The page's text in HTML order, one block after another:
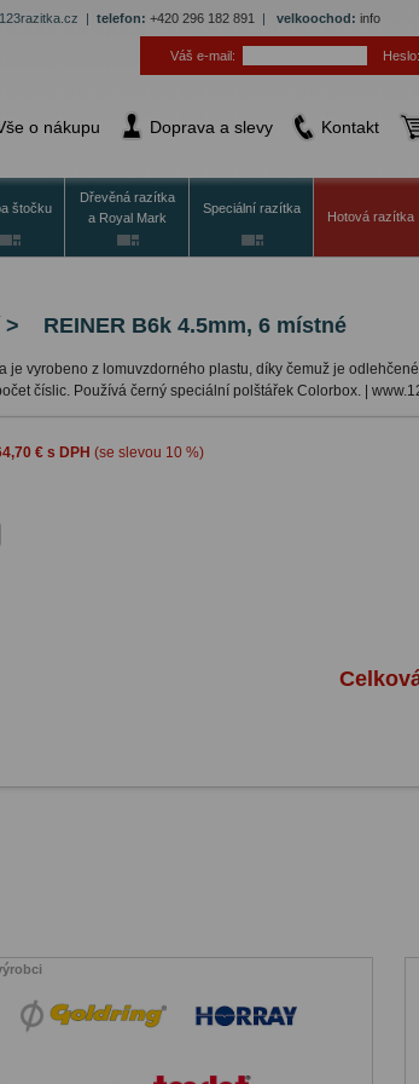
| telefon: +420 296 182 891 | velkoochod: info
Váš e-mail: Heslo:
o nákupu Doprava a slevy Kontakt
štočku
Dřevěná razítka
a Royal Mark
Speciální razítka
Hotová razítka
> REINER B6k 4.5mm, 6 místné
je vyrobeno z lomuvzdorného plastu, díky čemuž je
číslic. Používá černý speciální polštářek Colorbox. |
€ s DPH (se slevou 10 %)